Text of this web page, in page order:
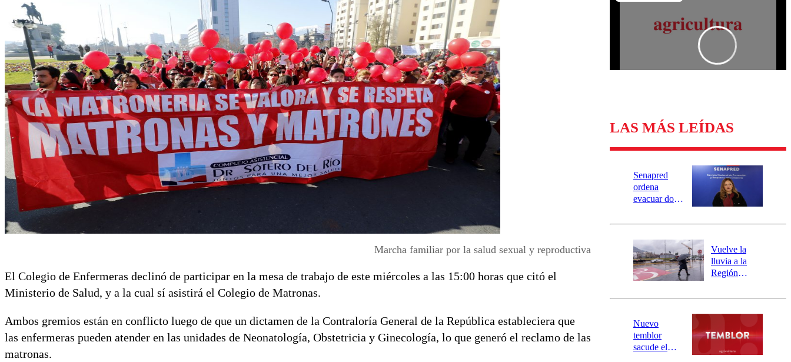
Universidad de Chile
Marcha familiar por la salud sexual y reproductiva
El Colegio de Enfermeras declinó de participar en la mesa de trabajo de este miércoles a las 15:00 horas que citó el
Ministerio de Salud, y a la cual sí asistirá el Colegio de Matronas.
Ambos gremios están en conflicto luego de que un dictamen de la Contraloría General de la República estableciera que
las enfermeras pueden atender en las unidades de Neonatología, Obstetricia y Ginecología, lo que generó el reclamo de las
matronas.
LAS MÁS LEÍDAS
Senapred
ordena
evacuar dos
Carahue por
río Damas:
activa
mensajería
SAE
Vuelve la
lluvia a la
Región
este es el
este viernes
Nuevo
temblor
sacude el